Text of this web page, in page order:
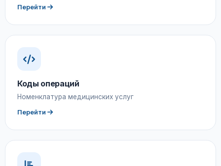
Перейти
Коды операций
Номенклатура медицинских услуг
Перейти